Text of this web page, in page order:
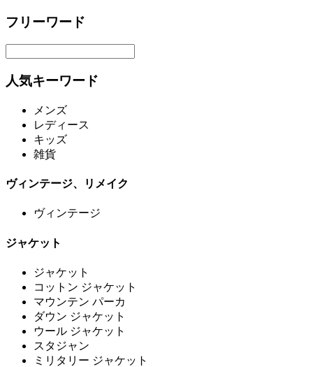
フリーワード
人気キーワード
メンズ
レディース
キッズ
雑貨
ヴィンテージ、リメイク
ヴィンテージ
ジャケット
ジャケット
コットン ジャケット
マウンテン パーカ
ダウン ジャケット
ウール ジャケット
スタジャン
ミリタリー ジャケット